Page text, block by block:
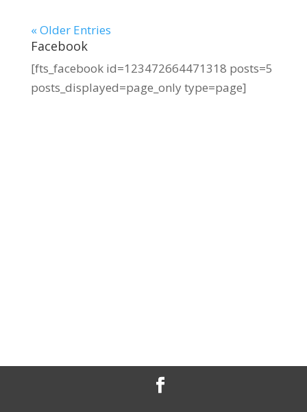
« Older Entries
Facebook
[fts_facebook id=123472664471318 posts=5
posts_displayed=page_only type=page]